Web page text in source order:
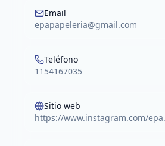
Email
epapapeleria@gmail.com
Teléfono
1154167035
Sitio web
https://www.instagram.com/